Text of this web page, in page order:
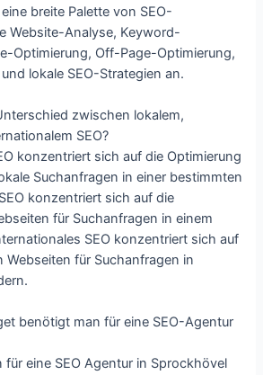
breite Palette von SEO-
Website-Analyse, Keyword-
Optimierung, Off-Page-Optimierung,
lokale SEO-Strategien an.
zwischen lokalem,
SEO?
konzentriert sich auf die Optimierung
Suchanfragen in einer bestimmten
konzentriert sich auf die
für Suchanfragen in einem
SEO konzentriert sich auf
Webseiten für Suchanfragen in
benötigt man für eine SEO-Agentur
eine SEO Agentur in Sprockhövel